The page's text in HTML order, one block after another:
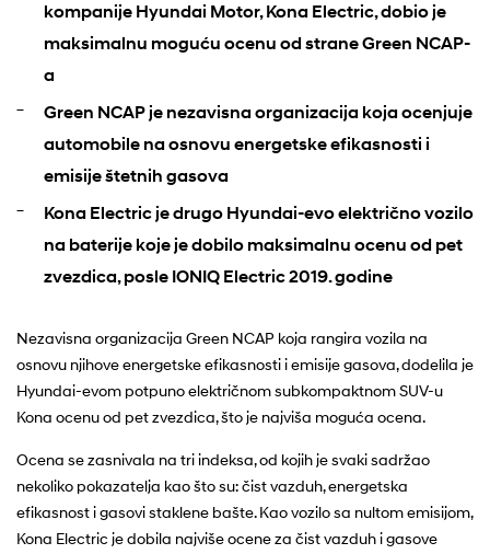
kompanije Hyundai Motor, Kona Electric, dobio je
maksimalnu moguću ocenu od strane Green NCAP-
a
Green NCAP je nezavisna organizacija koja ocenjuje
automobile na osnovu energetske efikasnosti i
emisije štetnih gasova
Kona Electric je drugo Hyundai-evo električno vozilo
na baterije koje je dobilo maksimalnu ocenu od pet
zvezdica, posle IONIQ Electric 2019. godine
Nezavisna organizacija Green NCAP koja rangira vozila na
osnovu njihove energetske efikasnosti i emisije gasova, dodelila je
Hyundai-evom potpuno električnom subkompaktnom SUV-u
Kona ocenu od pet zvezdica, što je najviša moguća ocena.
Ocena se zasnivala na tri indeksa, od kojih je svaki sadržao
nekoliko pokazatelja kao što su: čist vazduh, energetska
efikasnost i gasovi staklene bašte. Kao vozilo sa nultom emisijom,
Kona Electric je dobila najviše ocene za čist vazduh i gasove